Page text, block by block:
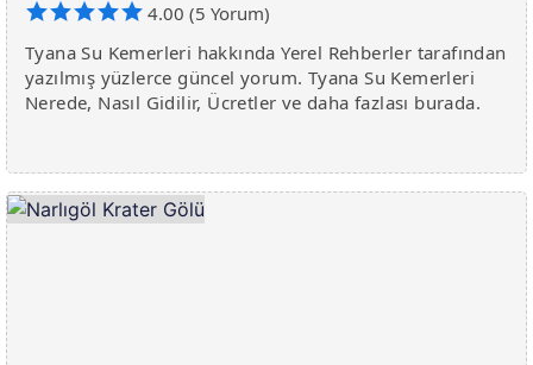
4.00 (5 Yorum)
Tyana Su Kemerleri hakkında Yerel Rehberler tarafından
yazılmış yüzlerce güncel yorum. Tyana Su Kemerleri
Nerede, Nasıl Gidilir, Ücretler ve daha fazlası burada.